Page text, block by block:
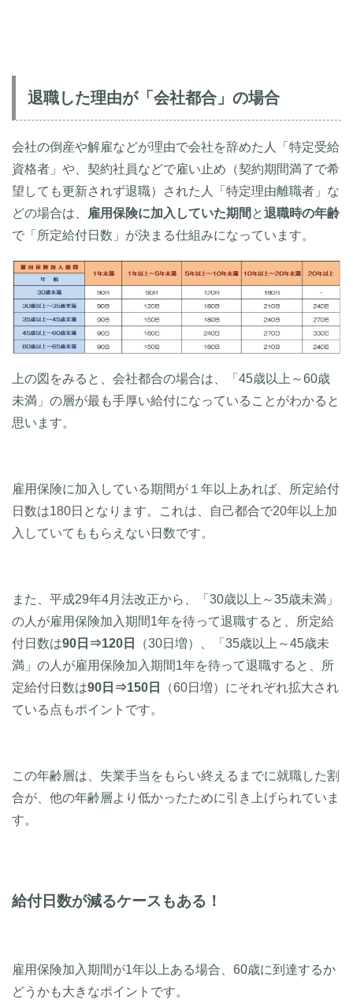
退職した理由が「会社都合」の場合
会社の倒産や解雇などが理由で会社を辞めた人「特定受給
資格者」や、契約社員などで雇い止め（契約期間満了で希
望しても更新されず退職）された人「特定理由離職者」な
どの場合は、
雇用保険に加入していた期間 と退職時の年齢
で「所定給付日数」が決まる仕組みになっています。
上の図をみると、会社都合の場合は、「45歳以上～60歳
未満」の層が最も手厚い給付になっていることがわかると
思います。
雇用保険に加入している期間が１年以上あれば、所定給付
日数は180日となります。これは、自己都合で20年以上加
入していてももらえない日数です。
また、平成29年4月法改正から、「30歳以上～35歳未満」
の人が雇用保険加入期間1年を待って退職すると、所定給
付日数は90日⇒120日
（30日増）、「35歳以上～45歳未
満」の人が雇用保険加入期間1年を待って退職すると、所
定給付日数は90日⇒150日
（60日増）にそれぞれ拡大され
ている点もポイントです。
この年齢層は、失業手当をもらい終えるまでに就職した割
合が、他の年齢層より低かったために引き上げられていま
す。
給付日数が減るケースもある！
雇用保険加入期間が1年以上ある場合、60歳に到達するか
どうかも大きなポイントです。